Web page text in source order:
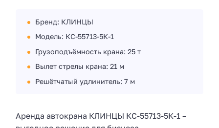
Бренд: КЛИНЦЫ
Модель: КС-55713-5К-1
Грузоподъёмность крана: 25 т
Вылет стрелы крана: 21 м
Решётчатый удлинитель: 7 м
Аренда автокрана КЛИНЦЫ КС-55713-5К-1 –